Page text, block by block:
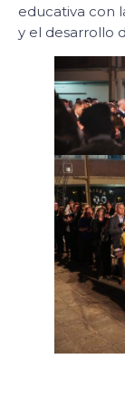
educativa con
y el desarrollo